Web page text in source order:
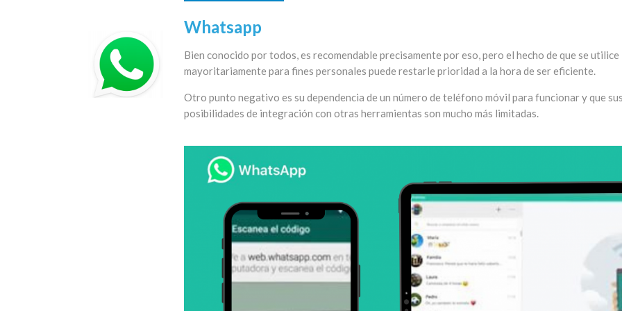
Whatsapp
Bien conocido por todos, es recomendable precisamente por eso, pero el hecho de que se utilice
mayoritariamente para fines personales puede restarle prioridad a la hora de ser eficiente.
Otro punto negativo es su dependencia de un número de teléfono móvil para funcionar y que
posibilidades de integración con otras herramientas son mucho más limitadas.